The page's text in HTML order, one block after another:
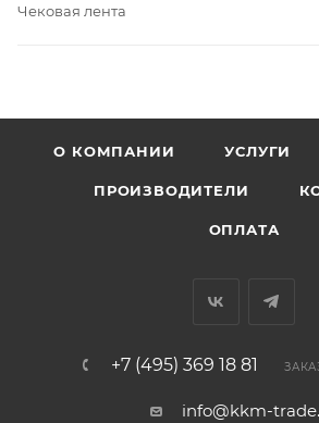
Чековая лента
О КОМПАНИИ УСЛУГИ
ПРОИЗВОДИТЕЛИ
ОПЛАТА
+7 (495) 369 18 81
info@kkm-